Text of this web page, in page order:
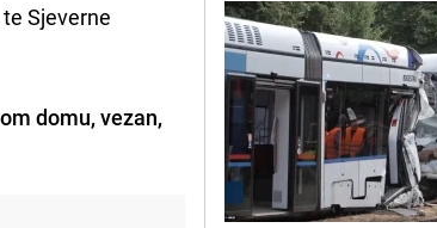
Sjeverne
domu, vezan,